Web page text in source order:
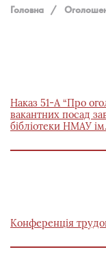
музична
академія
Головна /
Наказ 51-А “Про
вакантних посад
бібліотеки НМАУ
Конференція